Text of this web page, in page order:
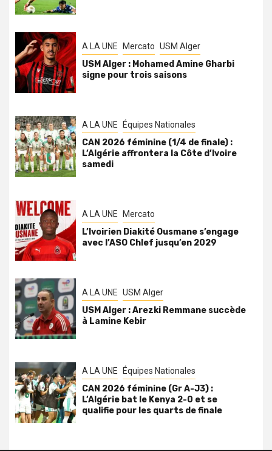
A LA UNE Mercato USM Alger
USM Alger : Mohamed Amine Gharbi
signe pour trois saisons
A LA UNE Équipes Nationales
CAN 2026 féminine (1/4 de finale) :
L’Algérie affrontera la Côte d’Ivoire
samedi
A LA UNE Mercato
L’Ivoirien Diakité Ousmane s’engage
avec l’ASO Chlef jusqu’en 2029
A LA UNE USM Alger
USM Alger : Arezki Remmane succède
à Lamine Kebir
A LA UNE Équipes Nationales
CAN 2026 féminine (Gr A-J3) :
L’Algérie bat le Kenya 2-0 et se
qualifie pour les quarts de finale